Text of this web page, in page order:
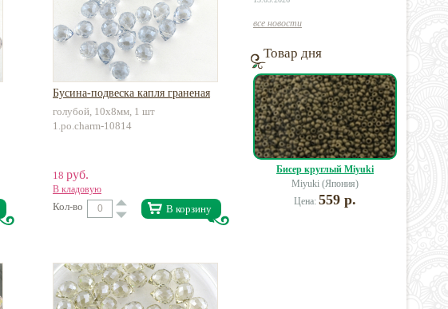
Бусина-подвеска капля граненая
голубой, 10х8мм, 1 шт
1.po.charm-10814
18 руб.
В кладовую
Кол-во В корзину
все новости
Товар дня
Бисер круглый Miyuki
Miyuki (Япония)
Цена: 559 р.